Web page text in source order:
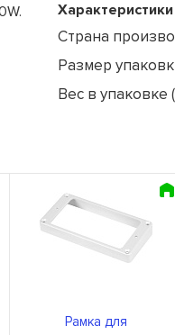
Г. МОСКВА,
988-99-61
Характеристики
Страна
Размер
Вес в упаковке
Рамка для